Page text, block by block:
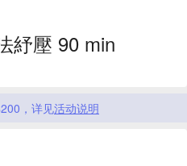
紓壓 90 min
，详见活动说明